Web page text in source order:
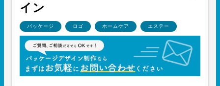
イン
パッケージ ロゴ ホームケア エステー